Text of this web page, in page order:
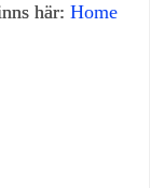
här: Home